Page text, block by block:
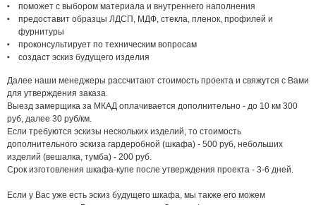
поможет с выбором материала и внутреннего наполнения
предоставит образцы ЛДСП, МДФ, стекла, пленок, профилей и
фурнитуры
проконсультирует по техническим вопросам
создаст эскиз будущего изделия
Далее наши менеджеры рассчитают стоимость проекта и свяжутся с Вами
для утверждения заказа.
Выезд замерщика за МКАД оплачивается дополнительно - до 10 км 300
руб, далее 30 руб/км.
Если требуются эскизы нескольких изделий, то стоимость
дополнительного эскиза гардеробной (шкафа) - 500 руб, небольших
изделий (вешалка, тумба) - 200 руб.
Срок изготовления шкафа-купе после утверждения проекта - 3-6 дней.
Если у Вас уже есть эскиз будущего шкафа, мы также его можем